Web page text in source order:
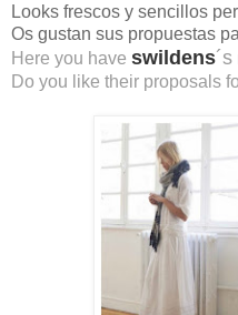
Looks frescos y sencillos
Os gustan sus propuestas
Here you have swildens´s
Do you like their proposals